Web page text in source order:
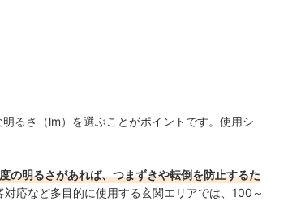
るさ（lm）を選ぶことがポイントです。使用シ
の明るさがあれば、つまずきや転倒を防止するた
応など多目的に使用する玄関エリアでは、100～